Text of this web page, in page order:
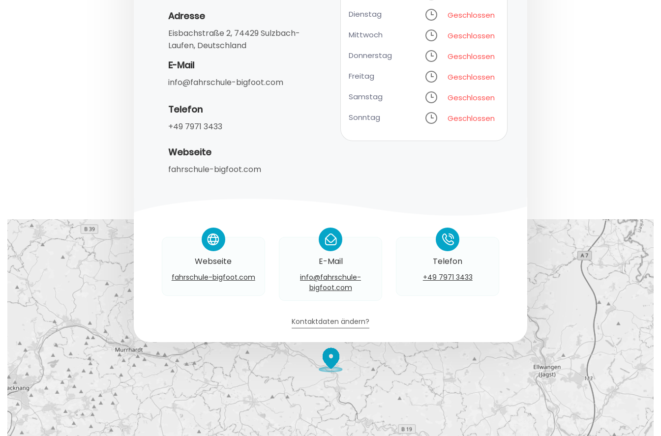
Adresse
Eisbachstraße 2, 74429 Sulzbach-
Laufen, Deutschland
E-Mail
info@fahrschule-bigfoot.com
Telefon
+49 7971 3433
Webseite
fahrschule-bigfoot.com
Dienstag
Geschlossen
Mittwoch
Geschlossen
Donnerstag
Geschlossen
Freitag
Geschlossen
Samstag
Geschlossen
Sonntag
Geschlossen
*
Webseite
fahrschule-bigfoot.com
*
E-Mail
info@​fahrschule-
bigfoot.com
*
Telefon
+49 7971 3433
Kontaktdaten ändern?